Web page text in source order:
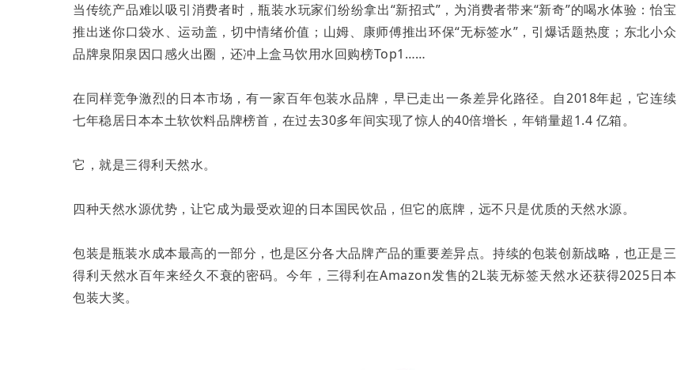
当传统产品难以吸引消费者时，瓶装水玩家们纷纷拿出“新招式”，为消费者带来“新奇”的喝水体验：怡宝
推出迷你口袋水、运动盖，切中情绪价值；山姆、康师傅推出环保“无标签水”，引爆话题热度；东北小众
品牌泉阳泉因口感火出圈，还冲上盒马饮用水回购榜Top1……
在同样竞争激烈的日本市场，有一家百年包装水品牌，早已走出一条差异化路径。自2018年起，它连续
七年稳居日本本土软饮料品牌榜首，在过去30多年间实现了惊人的40倍增长，年销量超1.4 亿箱。
它，就是三得利天然水。
四种天然水源优势，让它成为最受欢迎的日本国民饮品，但它的底牌，远不只是优质的天然水源。
包装是瓶装水成本最高的一部分，也是区分各大品牌产品的重要差异点。持续的包装创新战略，也正是三
得利天然水百年来经久不衰的密码。今年，三得利在Amazon发售的2L装无标签天然水还获得2025日本
包装大奖。